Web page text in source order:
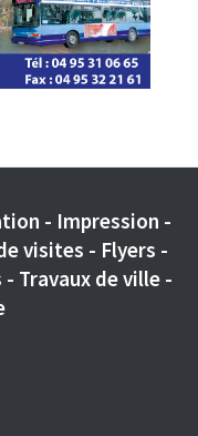
- Impression -
visites - Flyers -
Travaux de ville -